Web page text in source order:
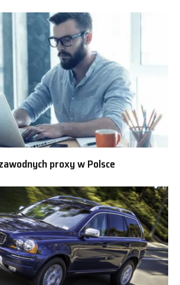
proxy w Polsce